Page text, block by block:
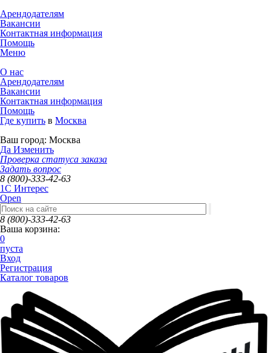
Арендодателям
Вакансии
Контактная информация
Помощь
Меню
О нас
Арендодателям
Вакансии
Контактная информация
Помощь
Где купить в Москва
Ваш город: Москва
Да Изменить
Проверка статуса заказа
Задать вопрос
8 (800)-333-42-63
1C Интерес
Open
8 (800)-333-42-63
Ваша корзина:
0
пуста
Вход
Регистрация
Каталог товаров